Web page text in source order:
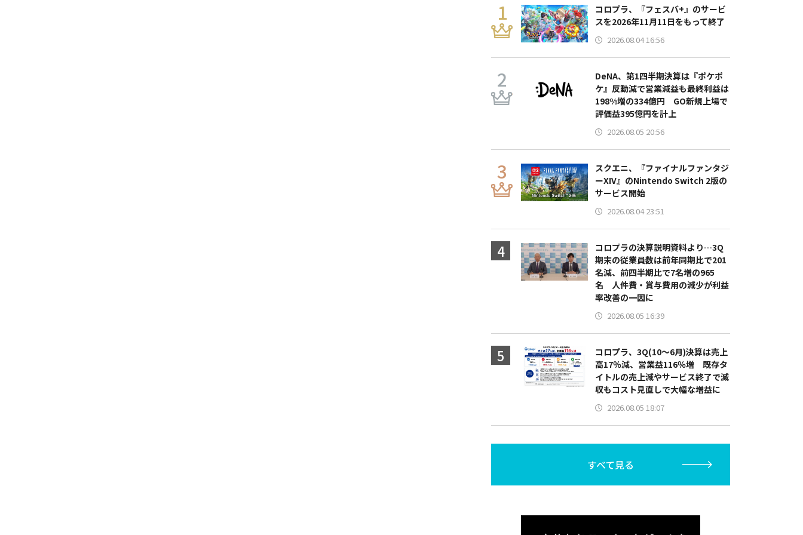
コロプラ、『フェスバ+』のサービ
スを2026年11月11日をもって終了
2026.08.04 16:56
DeNA、第1四半期決算は『ポケポ
ケ』反動減で営業減益も最終利益は
198%増の334億円 GO新規上場で
評価益395億円を計上
2026.08.05 20:56
スクエニ、『ファイナルファンタジ
ーXIV』のNintendo Switch 2版の
サービス開始
2026.08.04 23:51
コロプラの決算説明資料より…3Q
期末の従業員数は前年同期比で201
名減、前四半期比で7名増の965
名 人件費・賞与費用の減少が利益
率改善の一因に
2026.08.05 16:39
コロプラ、3Q(10～6月)決算は売上
高17％減、営業益116％増 既存タ
イトルの売上減やサービス終了で減
収もコスト見直しで大幅な増益に
2026.08.05 18:07
すべて見る